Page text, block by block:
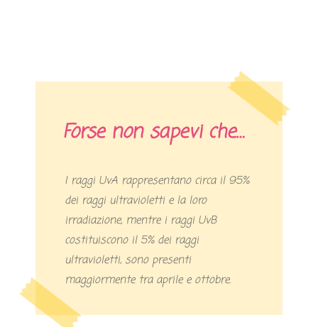
Forse non sapevi che…
I raggi UvA rappresentano circa il 95%
dei raggi ultravioletti e la loro
irradiazione, mentre i raggi UvB
costituiscono il 5% dei raggi
ultravioletti, sono presenti
maggiormente tra aprile e ottobre.